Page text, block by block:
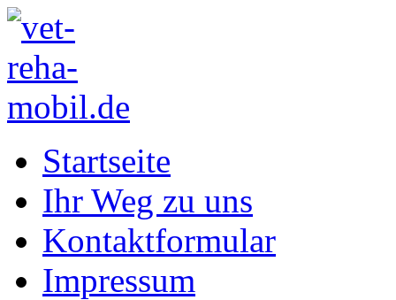
Startseite
Ihr Weg zu uns
Kontaktformular
Impressum